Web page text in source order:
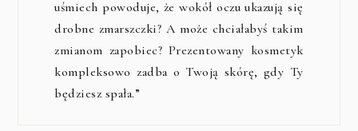
uśmiech powoduje, że wokół oczu ukazują się
drobne zmarszczki? A może chciałabyś takim
zmianom zapobiec? Prezentowany kosmetyk
kompleksowo zadba o Twoją skórę, gdy Ty
będziesz spała.”